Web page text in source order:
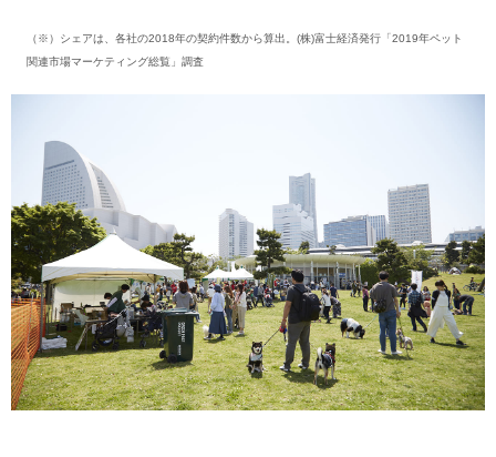
（※）シェアは、各社の2018年の契約件数から算出。(株)富士経済発行「2019年ペット
関連市場マーケティング総覧」調査